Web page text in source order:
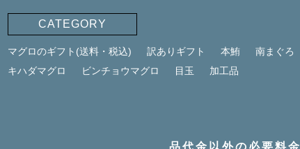
CATEGORY
マグロのギフト(送料・税込) 訳ありギフト 本鮪 南まぐろ
キハダマグロ
ビンチョウマグロ 目玉 加工品
品代金以外の必要料金